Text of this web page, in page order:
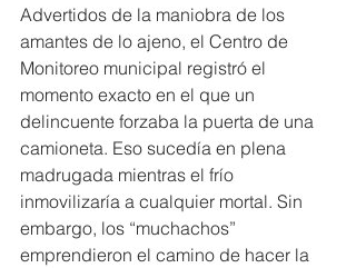
Advertidos de la maniobra de los
amantes de lo ajeno, el Centro de
Monitoreo municipal registró el
momento exacto en el que un
delincuente forzaba la puerta de una
camioneta. Eso sucedía en plena
madrugada mientras el frío
inmovilizaría a cualquier mortal. Sin
embargo, los “muchachos”
emprendieron el camino de hacer la